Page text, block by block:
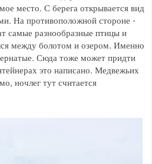
место. С берега открывается вид
На противоположной стороне -
самые разнообразные птицы и
между болотом и озером. Именно
Сюда тоже может придти
это написано. Медвежьих
ночлег тут считается